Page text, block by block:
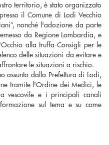
territorio, è stato organizzato
il Comune di Lodi Vecchio
nonché l'adozione da parte
da Regione Lombardia, e
alla truffa-Consigli per le
delle situazioni da evitare e
le situazioni a rischio.
assunto dalla Prefettura di Lodi,
tramite l'Ordine dei Medici, le
vescovile e i principali canali
sul tema e su come